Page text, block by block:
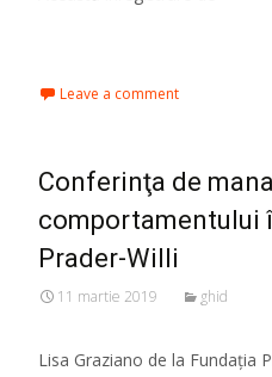
Leave a comment
Conferinţa de
comportamentului
Prader-Willi
11 martie 2019 ghid
Lisa Graziano de la Fundaţia